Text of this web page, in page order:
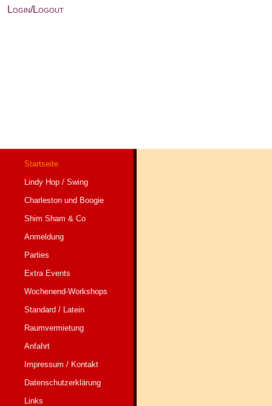
Login/Logout
Startseite
Lindy Hop / Swing
Charleston und Boogie
Shim Sham & Co
Anmeldung
Parties
Extra Events
Wochenend-Workshops
Standard / Latein
Raumvermietung
Anfahrt
Impressum / Kontakt
Datenschutzerklärung
Links